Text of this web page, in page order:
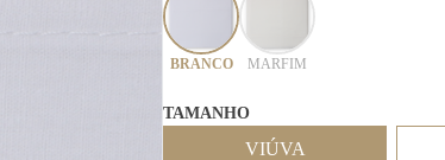
BRANCO MARFIM
TAMANHO
VIÚVA